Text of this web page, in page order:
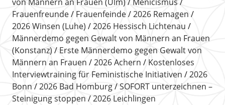
Frauenfreunde
Frauenfeinde
2026 Remagen
2026 Winsen (Luhe)
2026 Hessisch Lichtenau
Männerdemo gegen Gewalt von Männern an Frauen
(Konstanz)
Erste Männerdemo gegen Gewalt von
Männern an Frauen
2026 Achern
Kostenloses
Interviewtraining für Feministische Initiativen
2026
Bonn
2026 Bad Homburg
SOFORT unterzeichnen –
Steinigung stoppen
2026 Leichlingen